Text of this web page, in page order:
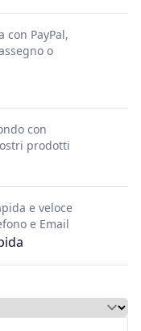
con PayPal,
o
con
prodotti
e veloce
e Email